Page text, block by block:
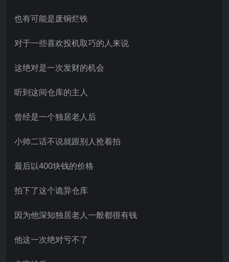
也有可能是废铜烂铁
对于一些喜欢投机取巧的人来说
这绝对是一次发财的机会
听到这间仓库的主人
曾经是一个独居老人后
小帅二话不说就跟别人抢着拍
最后以400块钱的价格
拍下了这个诡异仓库
因为他深知独居老人一般都很有钱
他这一次绝对亏不了